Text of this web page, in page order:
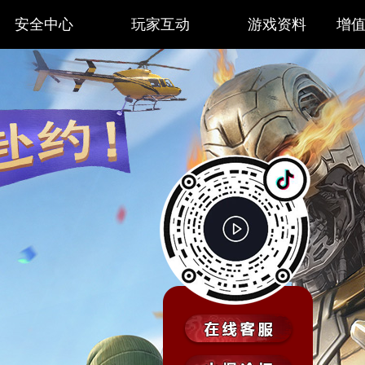
安全中心 玩家互动 游戏资料 增